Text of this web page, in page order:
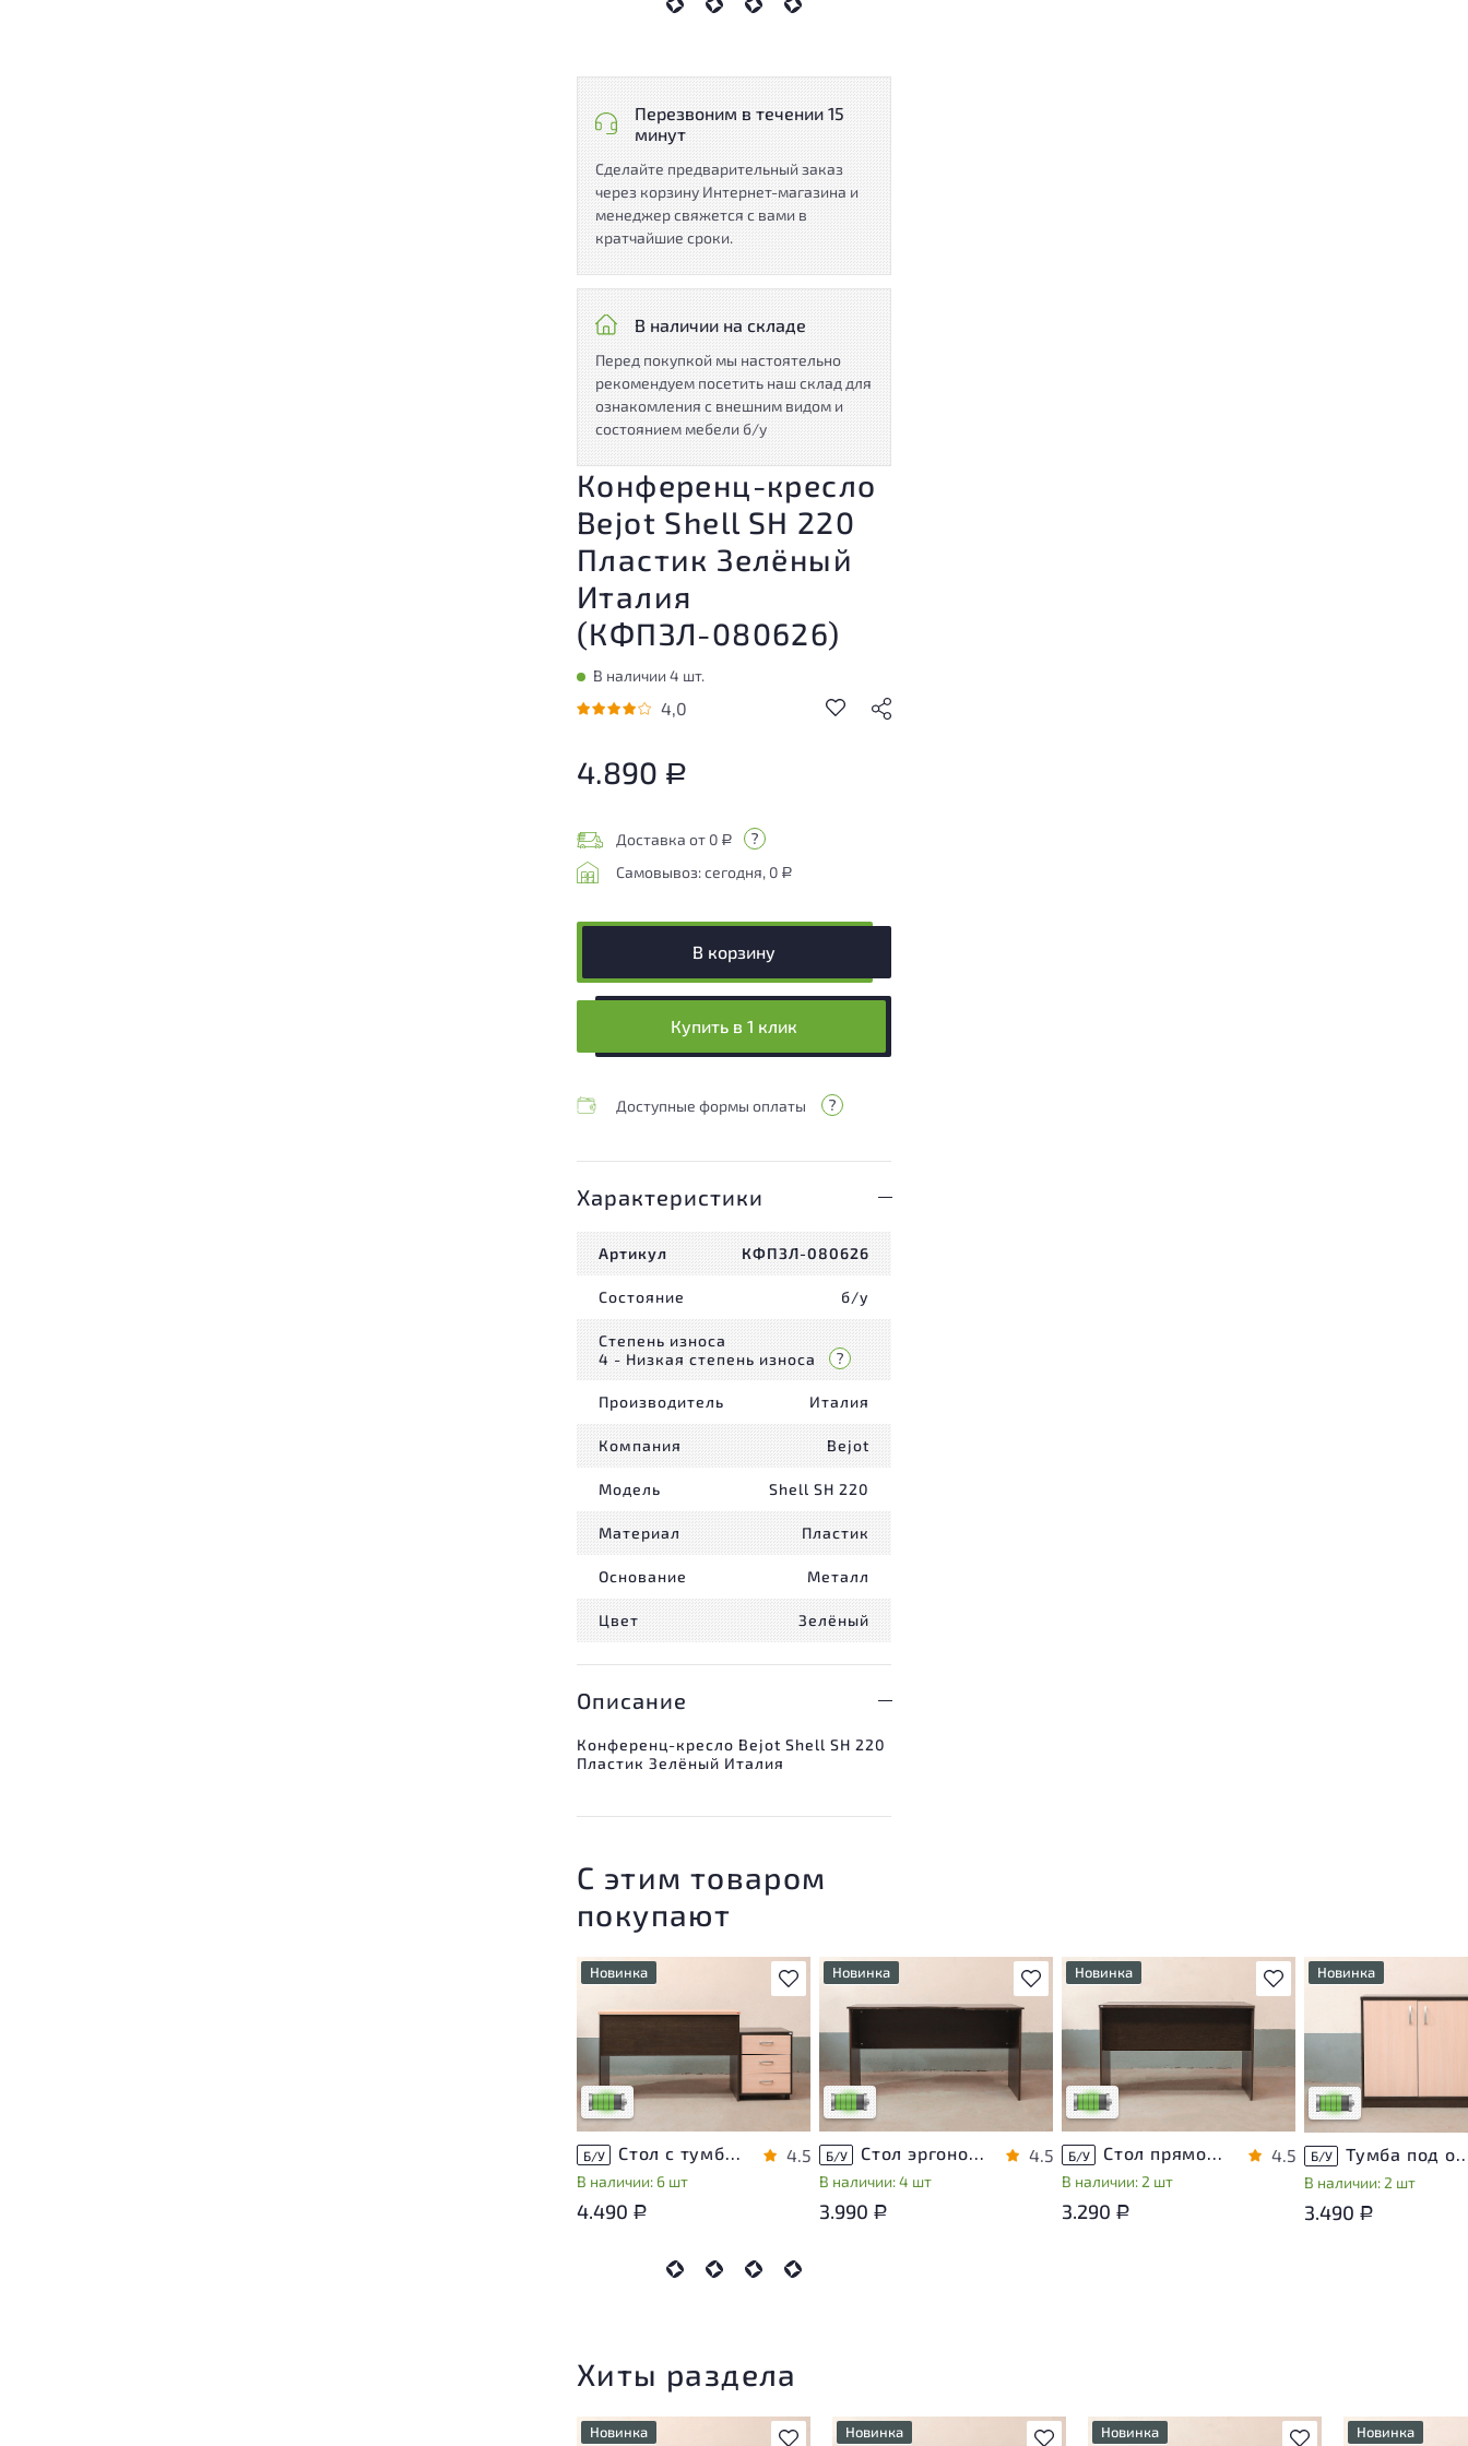
Перезвоним в течении 15
минут
Сделайте предварительный заказ
через корзину Интернет-магазина и
менеджер свяжется с вами в
кратчайшие сроки.
В наличии на складе
Перед покупкой мы настоятельно
рекомендуем посетить наш склад для
ознакомления с внешним видом и
состоянием мебели б/у
Конференц-кресло
Bejot Shell SH 220
Пластик Зелёный
Италия
(КФПЗЛ-080626)
В наличии 4 шт.
4,0
4.890 Р
Доставка от 0 Р
Самовывоз: сегодня, 0 Р
В корзину
Купить в 1 клик
Доступные формы оплаты
Характеристики
Артикул КФПЗЛ-080626
Состояние б/у
Степень износа
4 - Низкая степень износа
Производитель Италия
Компания Bejot
Модель Shell SH 220
Материал Пластик
Основание Металл
Цвет Зелёный
Описание
Конференц-кресло Bejot Shell SH 220
Пластик Зелёный Италия
С этим товаром
покупают
В избранное
Новинка
незначительные следы
эксплуатации, не влияющие
Низкая степень износа
Б/У Стол с тумбой ЛДСП Венге
В наличии: 6 шт
4.5
4.490 Р
В избранное
Новинка
У товара присутствуют
незначительные следы
эксплуатации, не влияющие
на удобство его
использования
Низкая степень износа
Б/У Стол эргономичный ЛДСП Венге
В наличии: 4 шт
4.5
3.990 Р
В избранное
Новинка
У товара присутствуют
эксплуатации, не влияющие
на удобство его
использования
Низкая степень износа
Б/У Стол прямоугольный ЛДСП Венге
В наличии: 2 шт
4.5
3.290 Р
Новинка
У товара присутствуют
незначительные следы
эксплуатации, не
на удобство его
Низкая степень
Б/У Тумба под
В наличии: 2 шт
3.490 Р
Хиты раздела
В избранное
Новинка В избранное
Новинка В избранное
Новинка Новинка